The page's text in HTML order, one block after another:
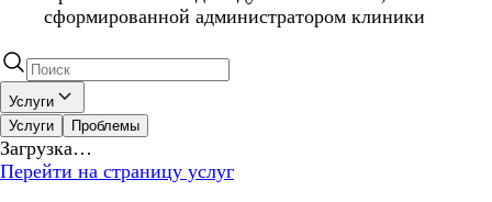
сформированной администратором клиники
Услуги
Услуги
Проблемы
Загрузка…
Перейти на страницу услуг